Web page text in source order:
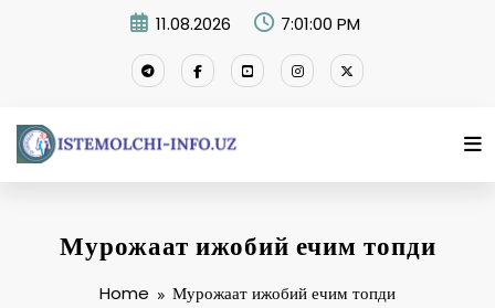
11.08.2026 7:01:01 PM
Мурожаат ижобий ечим топди
Home Мурожаат ижобий ечим топди